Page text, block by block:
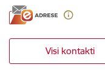
Visi kontakti